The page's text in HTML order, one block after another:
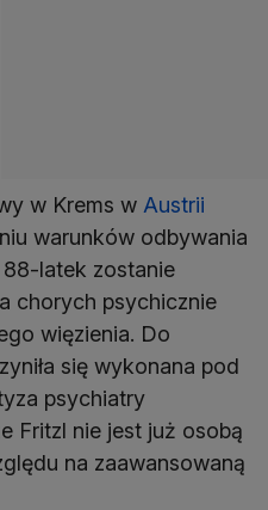
w Krems w Austrii
warunków odbywania
latek zostanie
chorych psychicznie
więzienia. Do
się wykonana pod
psychiatry
Fritzl nie jest już osobą
na zaawansowaną